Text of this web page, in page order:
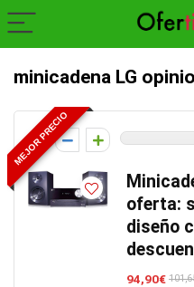
minicadena LG
MEJOR PRECIO
0
oferta:
diseño
94,90€